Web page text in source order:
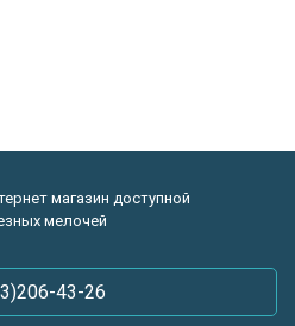
магазин доступной
мелочей
43-26